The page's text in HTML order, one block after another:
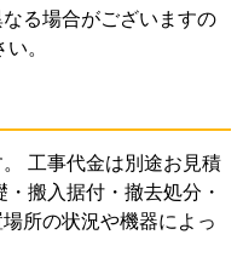
る場合がございますの
。
工事代金は別途お見積
搬入据付・撤去処分・
所の状況や機器によっ